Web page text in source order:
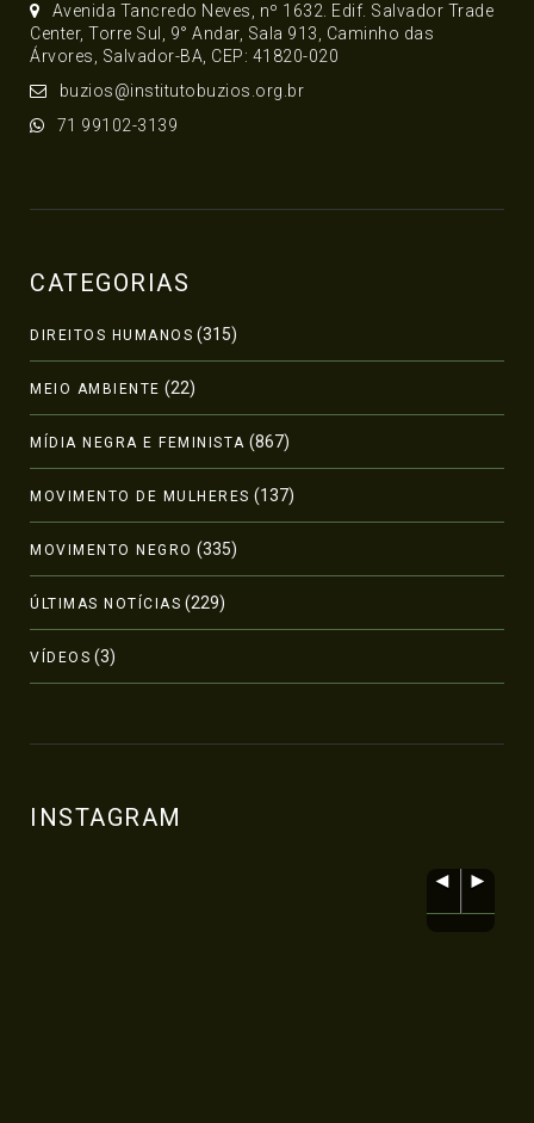
Avenida Tancredo Neves, nº 1632. Edif. Salvador Trade
Center, Torre Sul, 9° Andar, Sala 913, Caminho das
Árvores, Salvador-BA, CEP: 41820-020
buzios@institutobuzios.org.br
71 99102-3139
CATEGORIAS
DIREITOS HUMANOS (315)
MEIO AMBIENTE (22)
MÍDIA NEGRA E FEMINISTA (867)
MOVIMENTO DE MULHERES (137)
MOVIMENTO NEGRO (335)
ÚLTIMAS NOTÍCIAS (229)
VÍDEOS (3)
INSTAGRAM